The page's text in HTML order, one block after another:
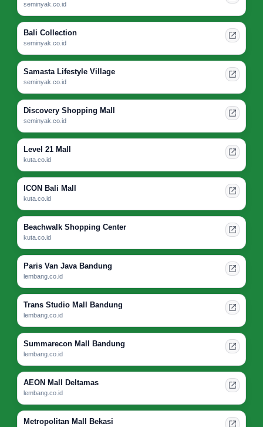
seminyak.co.id
Bali Collection
seminyak.co.id
Samasta Lifestyle Village
seminyak.co.id
Discovery Shopping Mall
seminyak.co.id
Level 21 Mall
kuta.co.id
ICON Bali Mall
kuta.co.id
Beachwalk Shopping Center
kuta.co.id
Paris Van Java Bandung
lembang.co.id
Trans Studio Mall Bandung
lembang.co.id
Summarecon Mall Bandung
lembang.co.id
AEON Mall Deltamas
lembang.co.id
Metropolitan Mall Bekasi